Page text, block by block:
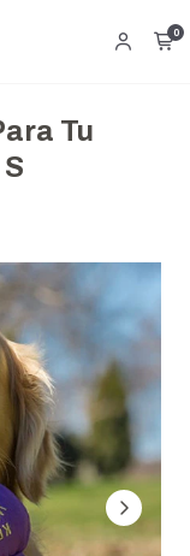
0
Tu